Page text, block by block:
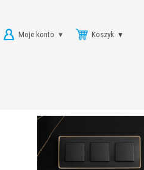
Koszyk
Moje konto